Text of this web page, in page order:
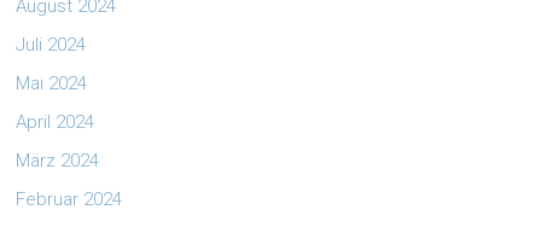
August 2024
Juli 2024
Mai 2024
April 2024
März 2024
Februar 2024